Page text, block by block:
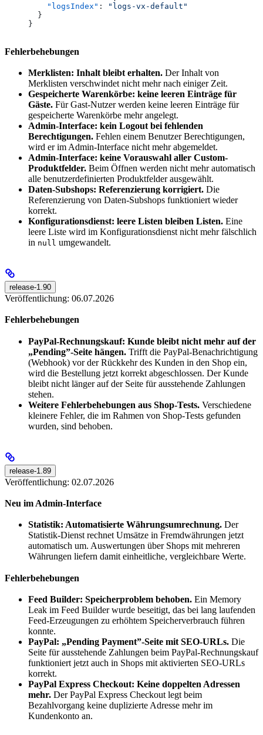
    "logsIndex"
:
"logs-vx-default"
  }
}
Fehlerbehebungen
Merklisten: Inhalt bleibt erhalten. Der Inhalt von
Merklisten verschwindet nicht mehr nach einiger Zeit.
Gespeicherte Warenkörbe: keine leeren Einträge für
Gäste. Für Gast-Nutzer werden keine leeren Einträge für
gespeicherte Warenkörbe mehr angelegt.
Admin-Interface: kein Logout bei fehlenden
Berechtigungen. Fehlen einem Benutzer Berechtigungen,
wird er im Admin-Interface nicht mehr abgemeldet.
Admin-Interface: keine Vorauswahl aller Custom-
Produktfelder. Beim Öffnen werden nicht mehr automatisch
alle benutzerdefinierten Produktfelder ausgewählt.
Daten-Subshops: Referenzierung korrigiert. Die
Referenzierung von Daten-Subshops funktioniert wieder
korrekt.
Konfigurationsdienst: leere Listen bleiben Listen. Eine
leere Liste wird im Konfigurationsdienst nicht mehr fälschlich
in null umgewandelt.
release-1.90
Veröffentlichung: 06.07.2026
Fehlerbehebungen
PayPal-Rechnungskauf: Kunde bleibt nicht mehr auf der
„Pending”-Seite hängen. Trifft die PayPal-Benachrichtigung
(Webhook) vor der Rückkehr des Kunden in den Shop ein,
wird die Bestellung jetzt korrekt abgeschlossen. Der Kunde
bleibt nicht länger auf der Seite für ausstehende Zahlungen
stehen.
Weitere Fehlerbehebungen aus Shop-Tests. Verschiedene
kleinere Fehler, die im Rahmen von Shop-Tests gefunden
wurden, sind behoben.
release-1.89
Veröffentlichung: 02.07.2026
Neu im Admin-Interface
Statistik: Automatisierte Währungsumrechnung. Der
Statistik-Dienst rechnet Umsätze in Fremdwährungen jetzt
automatisch um. Auswertungen über Shops mit mehreren
Währungen liefern damit einheitliche, vergleichbare Werte.
Fehlerbehebungen
Feed Builder: Speicherproblem behoben. Ein Memory
Leak im Feed Builder wurde beseitigt, das bei lang laufenden
Feed-Erzeugungen zu erhöhtem Speicherverbrauch führen
konnte.
PayPal: „Pending Payment”-Seite mit SEO-URLs. Die
Seite für ausstehende Zahlungen beim PayPal-Rechnungskauf
funktioniert jetzt auch in Shops mit aktivierten SEO-URLs
korrekt.
PayPal Express Checkout: Keine doppelten Adressen
mehr. Der PayPal Express Checkout legt beim
Bezahlvorgang keine duplizierte Adresse mehr im
Kundenkonto an.